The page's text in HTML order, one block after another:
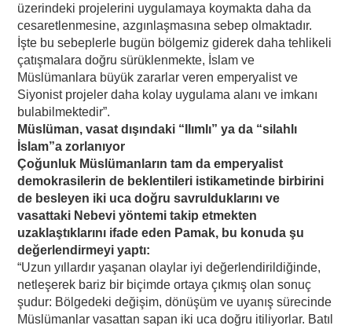
üzerindeki projelerini uygulamaya koymakta daha da
cesaretlenmesine, azgınlaşmasına sebep olmaktadır.
İşte bu sebeplerle bugün bölgemiz giderek daha tehlikeli
çatışmalara doğru sürüklenmekte, İslam ve
Müslümanlara büyük zararlar veren emperyalist ve
Siyonist projeler daha kolay uygulama alanı ve imkanı
bulabilmektedir”.
Müslüman, vasat dışındaki “Ilımlı” ya da “silahlı
İslam”a zorlanıyor
Çoğunluk Müslümanların tam da emperyalist
demokrasilerin de beklentileri istikametinde birbirini
de besleyen iki uca doğru savrulduklarını ve
vasattaki Nebevi yöntemi takip etmekten
uzaklaştıklarını ifade eden Pamak, bu konuda şu
değerlendirmeyi yaptı:
“Uzun yıllardır yaşanan olaylar iyi değerlendirildiğinde,
netleşerek bariz bir biçimde ortaya çıkmış olan sonuç
şudur: Bölgedeki değişim, dönüşüm ve uyanış sürecinde
Müslümanlar vasattan sapan iki uca doğru itiliyorlar. Batıl